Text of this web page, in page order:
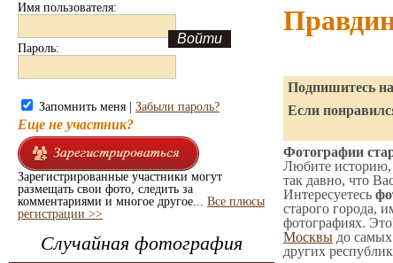
Имя пользователя:
Пароль:
Запомнить меня | Забыли пароль?
Еще не участник?
Зарегистрированные участники могут
размещать свои фото, следить за
комментариями и многое другое... Все плюсы
регистрации >>
Случайная фотография
Подпишитесь
Если
Фотографии
Любите историю,
так давно, что
Интересуетесь
старого города,
фотографиях.
Москвы до
других